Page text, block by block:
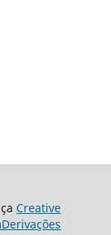
Creative